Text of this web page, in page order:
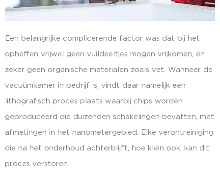
Een belangrijke complicerende factor was dat bij het
opheffen vrijwel geen vuildeeltjes mogen vrijkomen, en
zeker geen organische materialen zoals vet. Wanneer de
vacuümkamer in bedrijf is, vindt daar namelijk een
lithografisch proces plaats waarbij chips worden
geproduceerd die duizenden schakelingen bevatten, met
afmetingen in het nanometergebied. Elke verontreiniging
die na het onderhoud achterblijft, hoe klein ook, kan dit
proces verstoren.